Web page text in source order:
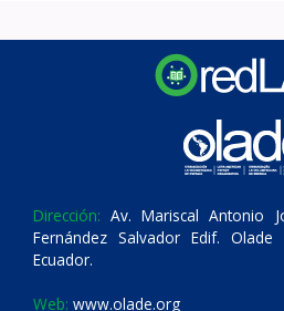
Dirección: Av. Mariscal Antonio
Fernández Salvador Edif.
Ecuador.
Web: www.olade.org